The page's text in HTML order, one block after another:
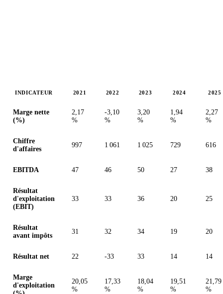
INDICATEUR 2021 2022 2023 2024 2025
Marge nette
(%)
2,17
%
-3,10
%
3,20
%
1,94
%
2,27
%
Chiffre
d'affaires
997 1 061 1 025 729 616
EBITDA 47 46 50 27 38
Résultat
d'exploitation
(EBIT)
33 33 36 20 25
Résultat
avant impôts
31 32 34 19 20
Résultat net 22 -33 33 14 14
Marge
d'exploitation
20,05
%
17,33
%
18,04
%
19,51
%
21,79
%